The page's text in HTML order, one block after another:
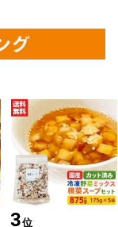
3位